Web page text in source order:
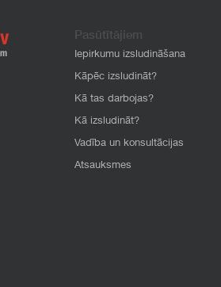
Pasūtītājiem
Iepirkumu izsludināšana
Kāpēc izsludināt?
Kā tas darbojas?
Kā izsludināt?
Vadība un konsultācijas
Atsauksmes